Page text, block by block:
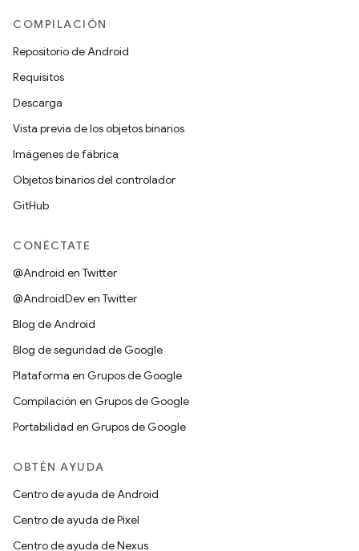
COMPILACIÓN
Repositorio de Android
Requisitos
Descarga
Vista previa de los objetos binarios
Imágenes de fábrica
Objetos binarios del controlador
GitHub
CONÉCTATE
@Android en Twitter
@AndroidDev en Twitter
Blog de Android
Blog de seguridad de Google
Plataforma en Grupos de Google
Compilación en Grupos de Google
Portabilidad en Grupos de Google
OBTÉN AYUDA
Centro de ayuda de Android
Centro de ayuda de Pixel
Centro de ayuda de Nexus